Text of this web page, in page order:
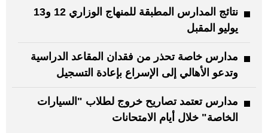
نتائج المدارس المطبقة للمنهاج الوزاري 12 و13
يوليو المقبل
مدارس خاصة تحذر من فقدان المقاعد الدراسية
وتدعو الأهالي إلى الإسراع بإعادة التسجيل
مدارس تعتمد تصاريح خروج لطلاب "السيارات
الخاصة" خلال أيام الامتحانات